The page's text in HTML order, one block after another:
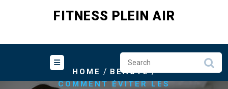
FITNESS PLEIN AIR
HOME / BEAUTÉ/
COMMENT ÉVITER LES